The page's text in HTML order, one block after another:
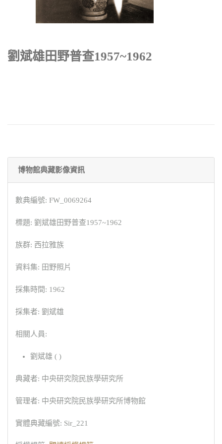
劉斌雄田野普查1957~1962
博物館典藏影像資訊
數典編號: FW_0069264
標題: 劉斌雄田野普查1957~1962
族群: 西拉雅族
資料集: 田野照片
採集時間: 1962
採集者: 劉斌雄
相關人員:
劉斌雄 ( )
典藏者: 中央研究院民族學研究所
管理者: 中央研究院民族學研究所博物館
實體典藏編號: Sir_221